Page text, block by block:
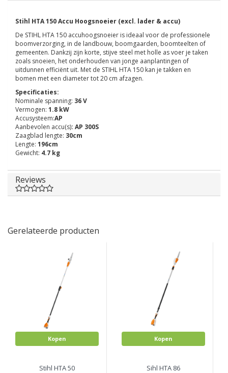
Stihl HTA 150 Accu Hoogsnoeier (excl. lader & accu)
De STIHL HTA 150 accuhoogsnoeier is ideaal voor de professionele
boomverzorging, in de landbouw, boomgaarden, boomteelten of
gemeenten. Dankzij zijn korte, stijve steel met holle as voer je taken
zoals snoeien, het onderhouden van jonge aanplantingen of
uitdunnen efficiënt uit. Met de STIHL HTA 150 kan je takken en
bomen met een diameter tot 20 cm afzagen.
Specificaties:
Nominale spanning: 36 V
Vermogen: 1.8 kW
Accusysteem:AP
Aanbevolen accu(s): AP 300S
Zaagblad lengte: 30cm
Lengte: 196cm
Gewicht: 4.7 kg
Reviews
Gerelateerde producten
Kopen
Stihl HTA 50
Kopen
Sihl HTA 86